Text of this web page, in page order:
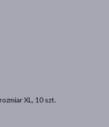
XL, 10 szt.